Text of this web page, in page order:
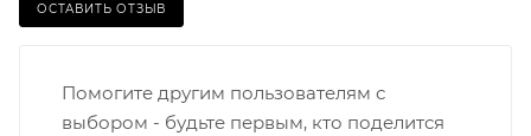
ОСТАВИТЬ ОТЗЫВ
Помогите другим пользователям с
выбором - будьте первым, кто поделится